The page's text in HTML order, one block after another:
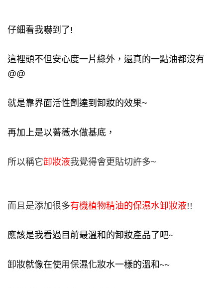
仔細看我嚇到了!
這裡頭不但安心度一片綠外，還真的一點油都沒有
@@
就是靠界面活性劑達到卸妝的效果~
再加上是以薔薇水做基底，
所以稱它卸妝液我覺得會更貼切許多~
而且是添加很多有機植物精油的保濕水卸妝液!!
應該是我看過目前最溫和的卸妝產品了吧~
卸妝就像在使用保濕化妝水一樣的溫和~~